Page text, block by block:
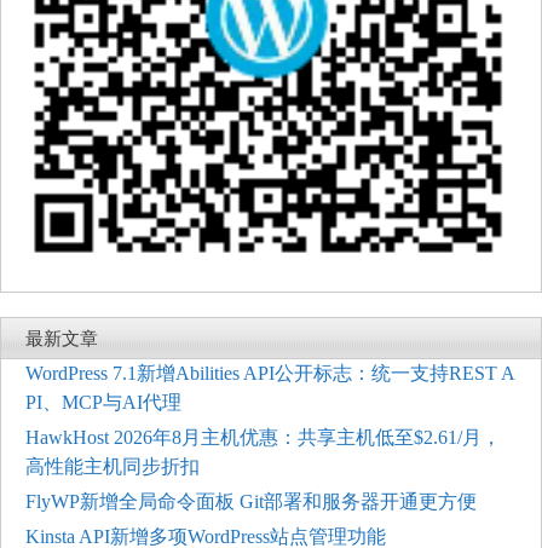
最新文章
WordPress 7.1新增Abilities API公开标志：统一支持REST A
PI、MCP与AI代理
HawkHost 2026年8月主机优惠：共享主机低至$2.61/月，
高性能主机同步折扣
FlyWP新增全局命令面板 Git部署和服务器开通更方便
Kinsta API新增多项WordPress站点管理功能